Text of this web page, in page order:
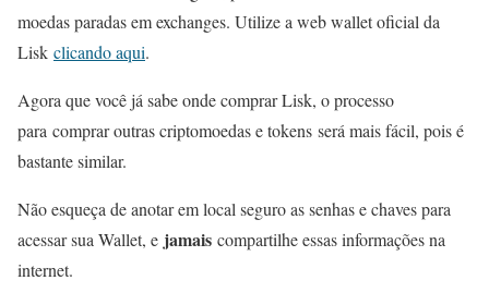
moedas paradas em exchanges. Utilize a web wallet oficial da
Lisk clicando aqui.
Agora que você já sabe onde comprar Lisk, o processo
para comprar outras criptomoedas e tokens será mais fácil, pois é
bastante similar.
Não esqueça de anotar em local seguro as senhas e chaves para
acessar sua Wallet, e jamais compartilhe essas informações na
internet.